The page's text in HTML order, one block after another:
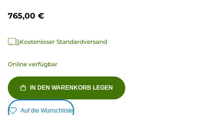
765,00 €
Kostenloser Standardversand
Online verfügbar
IN DEN WARENKORB LEGEN
Auf die Wunschliste